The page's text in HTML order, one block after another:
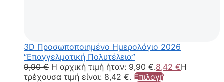
3D Προσωποποιημένο Ημερολόγιο 2026
“Επαγγελματική Πολυτέλεια”
9,90€ Η αρχική τιμή ήταν: 9,90 €.8,42 €Η
τρέχουσα τιμή είναι: 8,42 €. Επιλογή